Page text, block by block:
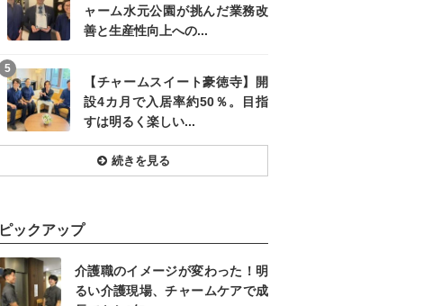
ャーム水元公園が挑んだ業務改
善と生産性向上への...
【チャームスイート豪徳寺】開
設4カ月で入居率約50％。目指
すは明るく楽しい...
5
続きを見る
ピックアップ
介護職のイメージが変わった！明
るい介護現場、チャームケアで成